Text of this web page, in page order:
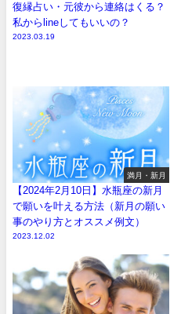
復縁占い・元彼から連絡はくる？
私からlineしてもいいの？
2023.03.19
満月・新月
【2024年2月10日】水瓶座の新月
で願いを叶える方法（新月の願い
事のやり方とオススメ例文）
2023.12.02